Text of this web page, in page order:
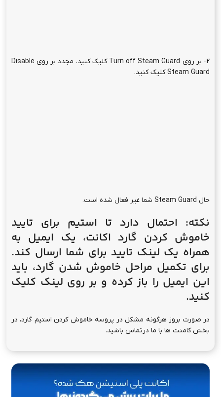
2- بر روی Turn off Steam Guard کلیک کنید. مجدد بر روی Disable
Steam Guard کلیک کنید.
حال Steam Guard شما غیر فعال شده است.
نکته: احتمال دارد تا استیم برای تایید
خاموش کردن گارد اکانت، یک ایمیل به
همراه یک لینک تایید برای شما ارسال کند.
برای تکمیل مراحل خاموش شدن گارد، باید
این ایمیل را باز کرده و بر روی لینک کلیک
کنید.
در صورت بروز هرگونه مشکل در پروسه خاموش کردن استیم گارد، در
بخش کامنت ها با ما درتماس باشید.